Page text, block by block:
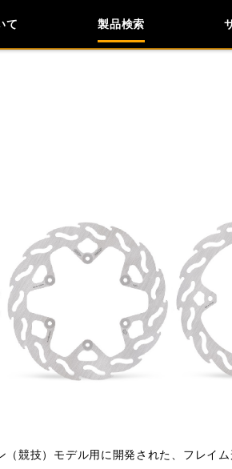
て 製品検索
競技）モデル用に開発された、フレイ